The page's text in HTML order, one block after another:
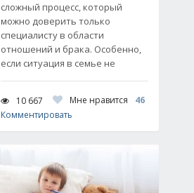
сложный процесс, который
можно доверить только
специалисту в области
отношений и брака. Особенно,
если ситуация в семье не
10 667 Мне нравится
46
Комментировать